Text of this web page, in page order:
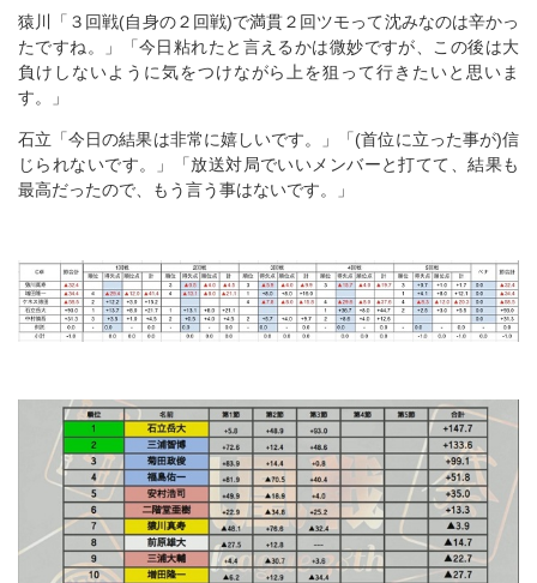
猿川「３回戦(自身の２回戦)で満貫２回ツモって沈みなのは辛かっ
たですね。」「今日粘れたと言えるかは微妙ですが、この後は大
負けしないように気をつけながら上を狙って行きたいと思いま
す。」
石立「今日の結果は非常に嬉しいです。」「(首位に立った事が)信
じられないです。」「放送対局でいいメンバーと打てて、結果も
最高だったので、もう言う事はないです。」